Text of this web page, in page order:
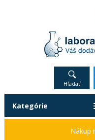
Hľadať
Kategórie
Nákup